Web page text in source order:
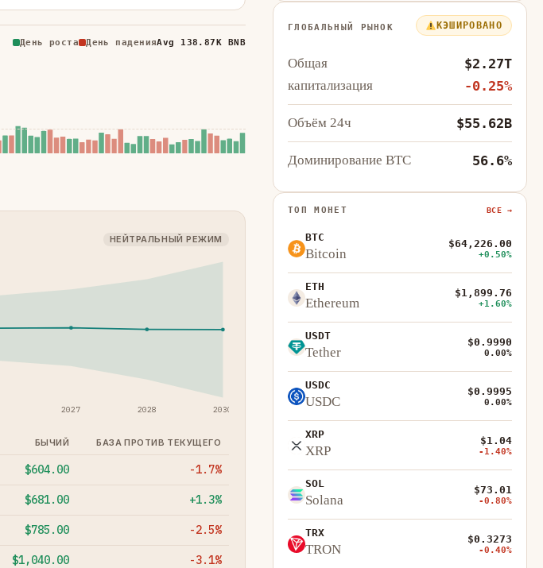
День роста День паденияAvg 138.87K BNB
НЕЙТРАЛЬНЫЙ РЕЖИМ
2027 2028 2030
БЫЧИЙ БАЗА ПРОТИВ ТЕКУЩЕГО
$604.00 -1.7%
$681.00 +1.3%
$785.00 -2.5%
$1,040.00 -3.1%
ГЛОБАЛЬНЫЙ РЫНОК КЭШИРОВАНО
Общая
капитализация
$2.27T
-0.25%
Объём 24ч $55.62B
Доминирование BTC 56.6%
ТОП МОНЕТ ВСЕ →
BTC
Bitcoin
$64,226.00
+0.50%
ETH
Ethereum
$1,899.76
+1.60%
USDT
Tether
$0.9990
0.00%
USDC
USDC
$0.9995
0.00%
XRP
XRP
$1.04
-1.40%
SOL
Solana
$73.01
-0.80%
TRX
TRON
$0.3273
-0.40%